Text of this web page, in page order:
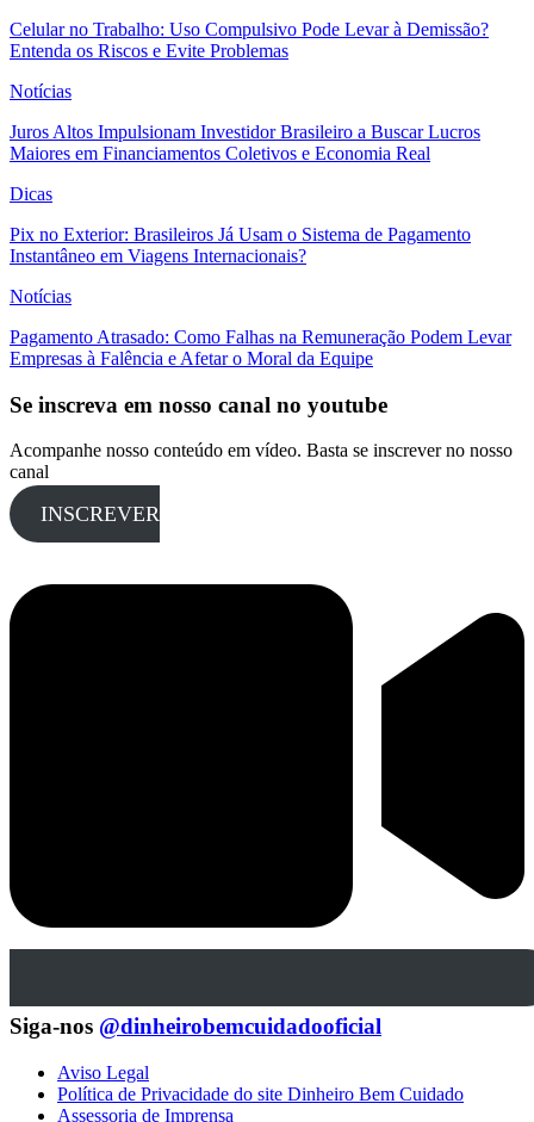
Celular no Trabalho: Uso Compulsivo Pode Levar à Demissão?
Entenda os Riscos e Evite Problemas
Notícias
Juros Altos Impulsionam Investidor Brasileiro a Buscar Lucros
Maiores em Financiamentos Coletivos e Economia Real
Dicas
Pix no Exterior: Brasileiros Já Usam o Sistema de Pagamento
Instantâneo em Viagens Internacionais?
Notícias
Pagamento Atrasado: Como Falhas na Remuneração Podem Levar
Empresas à Falência e Afetar o Moral da Equipe
Se inscreva em nosso canal no youtube
Acompanhe nosso conteúdo em vídeo. Basta se inscrever no nosso
canal
INSCREVER
Siga-nos @dinheirobemcuidadooficial
Aviso Legal
Política de Privacidade do site Dinheiro Bem Cuidado
Assessoria de Imprensa